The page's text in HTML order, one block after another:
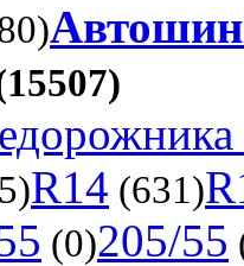
R14 (631)
(0)205/55